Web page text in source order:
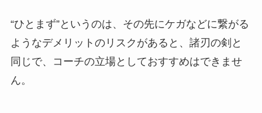
“ひとまず”というのは、その先にケガなどに繋がる
ようなデメリットのリスクがあると、諸刃の剣と
同じで、コーチの立場としておすすめはできませ
ん。